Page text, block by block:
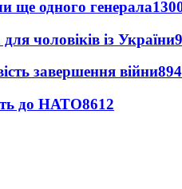
ще одного генерала
чоловіків із України
завершення війни
до НАТО8612